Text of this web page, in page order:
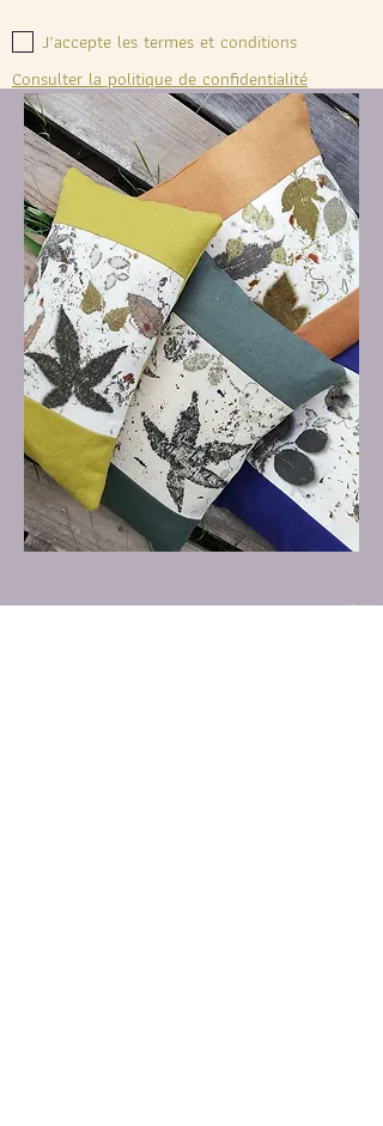
J’accepte les termes et conditions
Consulter la politique de confidentialité
Envie d'un coin de nature sur votre canapé?